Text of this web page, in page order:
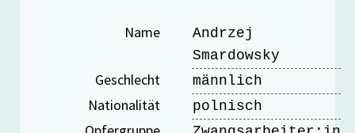
Name
Andrzej
Smardowsky
Geschlecht männlich
Nationalität polnisch